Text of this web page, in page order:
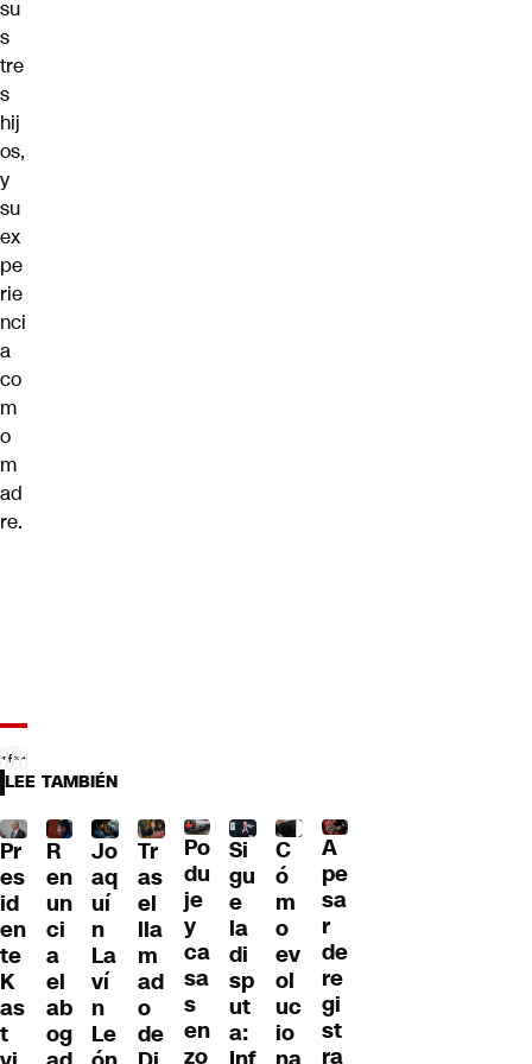
su
s
tre
s
hij
os,
y
su
ex
pe
rie
nci
a
co
m
o
m
ad
re.
LEE TAMBIÉN
Pr
es
id
en
te
K
as
t
R
en
un
ci
a
el
ab
og
Jo
aq
uí
n
La
ví
n
Le
Tr
as
el
lla
m
ad
o
de
Po
du
je
y
ca
sa
s
en
zo
Si
gu
e
la
di
sp
ut
a:
C
ó
m
o
ev
ol
uc
io
A
pe
sa
r
de
re
gi
st
ra